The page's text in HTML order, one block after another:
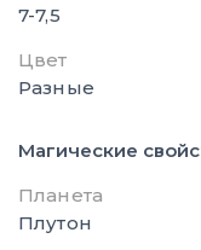
7-7,5
Цвет
Разные
Магические
Планета
Плутон